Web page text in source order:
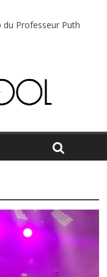
du Professeur Puth
musique indépendant
en hausse
entre chaleur et bonne
bière, métal et